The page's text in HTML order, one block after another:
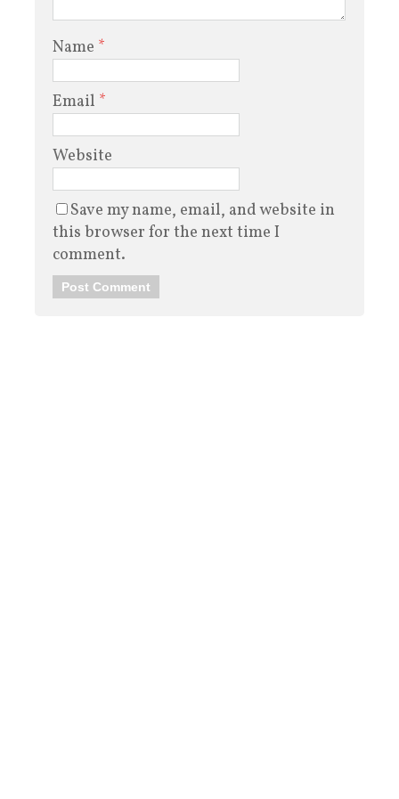
Name *
Email *
Website
Save my name, email, and website in
this browser for the next time I
comment.